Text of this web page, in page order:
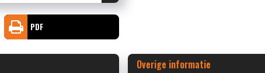
PDF
Overige informatie